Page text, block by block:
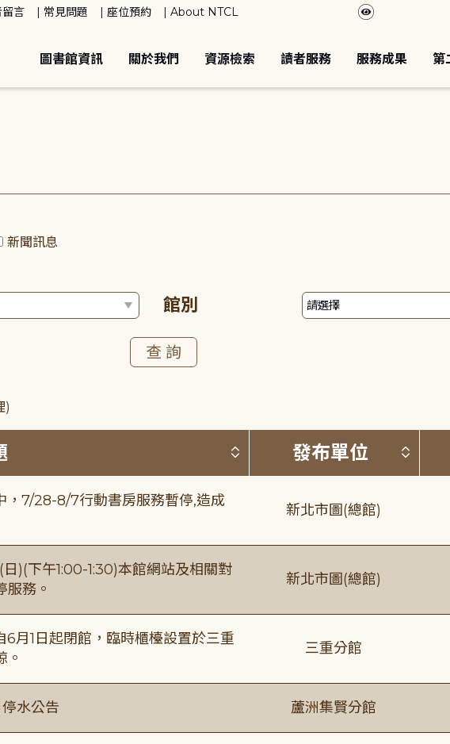
言 常見問題 座位預約 About NTCL
圖書館資訊 關於我們 資源檢索 讀者服務 服務成果 第
新聞訊息
館別
)
按標題排序 (升降冪)
發布單位 按發
，7/28-8/7行動書房服務暫停,造成
新北市圖(總館)
)(下午1:00-1:30)本館網站及相關對
服務。
新北市圖(總館)
月1日起閉館，臨時櫃檯設置於三重
。
三重分館
水公告 蘆洲集賢分館